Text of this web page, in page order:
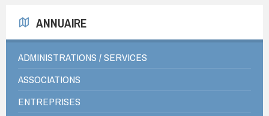
ANNUAIRE
ADMINISTRATIONS / SERVICES
ASSOCIATIONS
ENTREPRISES